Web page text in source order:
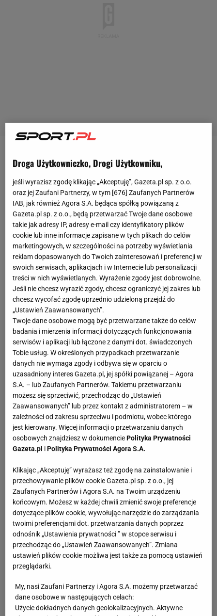
Kobiety odgrywają coraz ważniejsze role w
światowej piłce nożnej. Możemy zobaczyć je nie
tylko boisku czy trenerskich ławkach, ale również
przed mikrofonem lub w studiach telewizyjnych.
Doskonałym przykładem jest chociażby Diletta
Leotta. To jedna z najpopularniejszych dziennikarek
sportowychna świecie. W 2018 roku Włoszka
rozpoczęła pracę dla platformy DAZN, w ramach
której działa przymeczach SerieA. Wcześniej była
także prezenterką stacji Sky Sports oraz
dziennikarką radia "105".
Droga Użytkowniczko, Drogi Użytkowniku,
jeśli wyrazisz zgodę klikając „Akceptuję”, Gazeta.pl sp. z o.o.
oraz jej Zaufani Partnerzy, w tym [676] Zaufanych Partnerów
IAB, jak również Agora S.A. będąca spółką powiązaną z
Gazeta.pl sp. z o.o., będą przetwarzać Twoje dane osobowe
takie jak adresy IP, adresy e-mail czy identyfikatory plików
cookie lub inne informacje zapisane w tych plikach do celów
marketingowych, w szczególności na potrzeby wyświetlania
reklam dopasowanych do Twoich zainteresowań i preferencji w
swoich serwisach, aplikacjach i w Internecie lub personalizacji
treści w nich wyświetlanych. Wyrażenie zgody jest dobrowolne.
Jeśli nie chcesz wyrazić zgody, chcesz ograniczyć jej zakres lub
chcesz wycofać zgodę uprzednio udzieloną przejdź do
„Ustawień Zaawansowanych”.
Twoje dane osobowe mogą być przetwarzane także do celów
badania i mierzenia informacji dotyczących funkcjonowania
serwisów i aplikacji lub łączone z danymi dot. świadczonych
Tobie usług. W określonych przypadkach przetwarzanie
danych nie wymaga zgody i odbywa się w oparciu o
uzasadniony interes Gazeta.pl, jej spółki powiązanej – Agora
S.A. – lub Zaufanych Partnerów. Takiemu przetwarzaniu
możesz się sprzeciwić, przechodząc do „Ustawień
Zaawansowanych” lub przez kontakt z administratorem – w
zależności od zakresu sprzeciwu i podmiotu, wobec którego
jest kierowany. Więcej informacji o przetwarzaniu danych
osobowych znajdziesz w dokumenciePolityka Prywatności
Gazeta.pl iPolityka Prywatności Agora S.A.
Klikając „Akceptuję” wyrażasz też zgodę na zainstalowanie i
przechowywanie plików cookie Gazeta.pl sp. z o.o., jej
Zaufanych Partnerów i Agora S.A. na Twoim urządzeniu
końcowym. Możesz w każdej chwili zmienić swoje preferencje
dotyczące plików cookie, wywołując narzędzie do zarządzania
twoimi preferencjami dot. przetwarzania danych poprzez
odnośnik „Ustawienia prywatności ” w stopce serwisu i
przechodząc do „Ustawień Zaawansowanych”. Zmiana
ustawień plików cookie możliwa jest także za pomocą ustawień
przeglądarki.
My, nasi Zaufani Partnerzy i Agora S.A. możemy przetwarzać
dane osobowe w następujących celach:
Użycie dokładnych danych geolokalizacyjnych. Aktywne